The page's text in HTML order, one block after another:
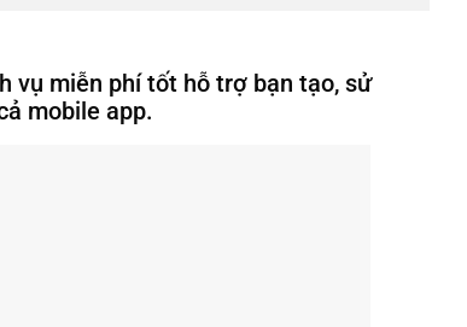
vụ miễn phí tốt hỗ trợ bạn tạo, sử
mobile app.